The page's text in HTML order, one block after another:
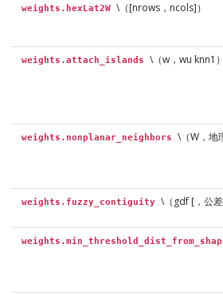
weights.hexLat2W \（[nrows，ncols]）
weights.attach_islands \（w，wu knn1）
weights.nonplanar_neighbors \（W，地
weights.fuzzy_contiguity \（gdf [，公差